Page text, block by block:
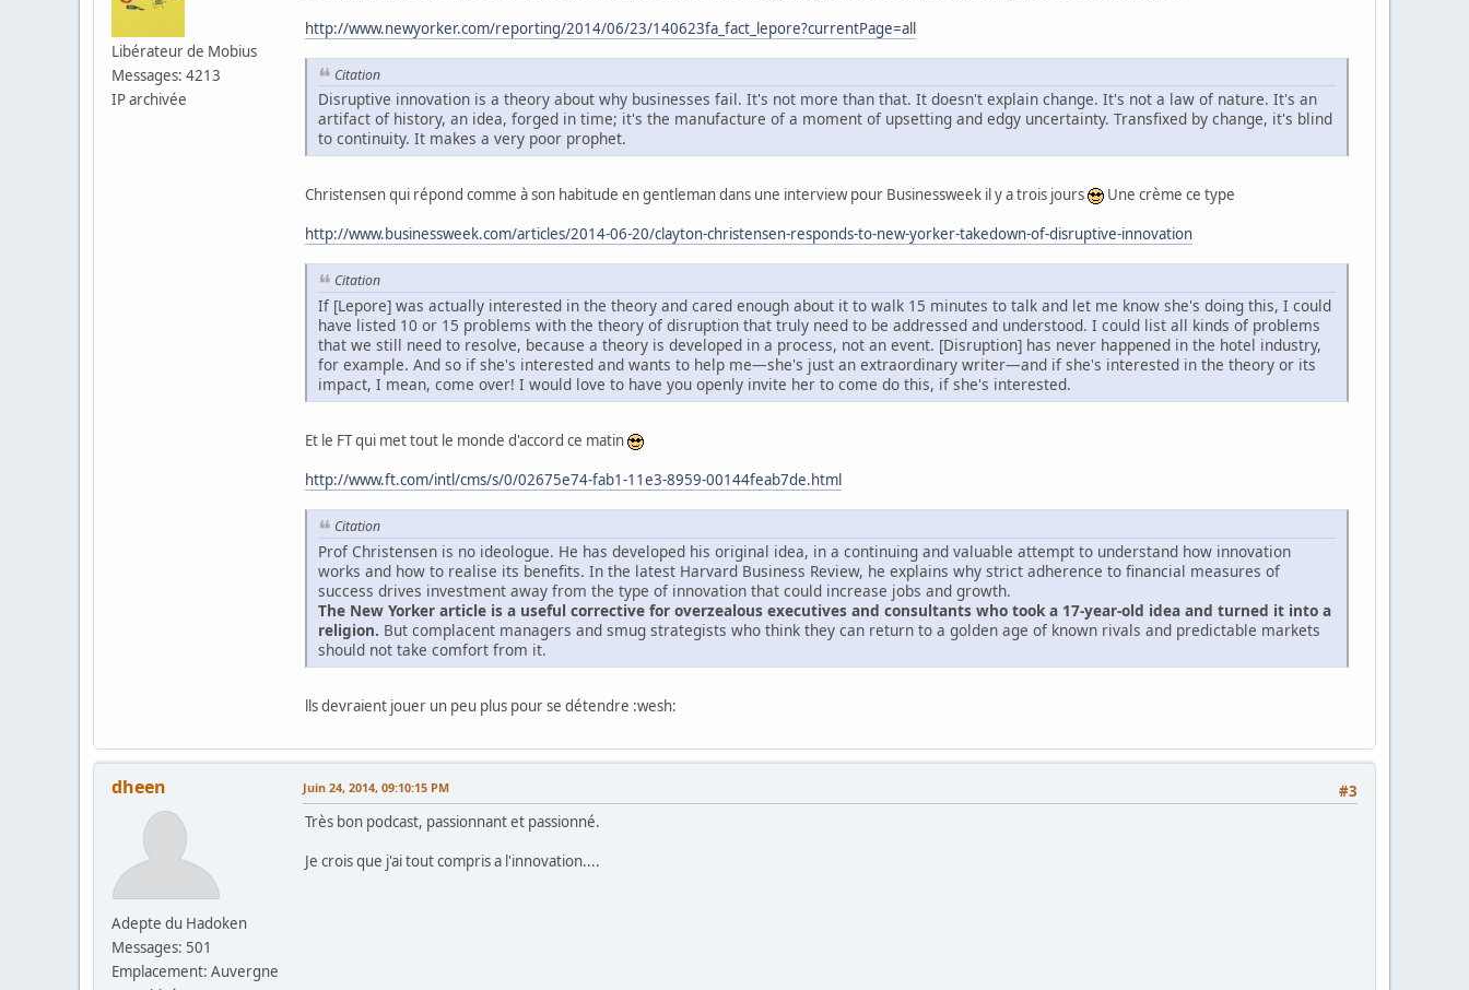
Libérateur de Mobius
Messages: 4213
IP archivée
http://www.newyorker.com/reporting/2014/06/23/140623fa_fact_lepore?currentPage=all
Citation
Disruptive innovation is a theory about why businesses fail. It's not more than that. It doesn't explain change. It's not a law of nature. It's an
artifact of history, an idea, forged in time; it's the manufacture of a moment of upsetting and edgy uncertainty. Transfixed by change, it's blind
to continuity. It makes a very poor prophet.
Christensen qui répond comme à son habitude en gentleman dans une interview pour Businessweek il y a trois jours
Une crème ce type
http://www.businessweek.com/articles/2014-06-20/clayton-christensen-responds-to-new-yorker-takedown-of-disruptive-innovation
Citation
If [Lepore] was actually interested in the theory and cared enough about it to walk 15 minutes to talk and let me know she's doing this, I could
have listed 10 or 15 problems with the theory of disruption that truly need to be addressed and understood. I could list all kinds of problems
that we still need to resolve, because a theory is developed in a process, not an event. [Disruption] has never happened in the hotel industry,
for example. And so if she's interested and wants to help me—she's just an extraordinary writer—and if she's interested in the theory or its
impact, I mean, come over! I would love to have you openly invite her to come do this, if she's interested.
Et le FT qui met tout le monde d'accord ce matin
http://www.ft.com/intl/cms/s/0/02675e74-fab1-11e3-8959-00144feab7de.html
Citation
Prof Christensen is no ideologue. He has developed his original idea, in a continuing and valuable attempt to understand how innovation
works and how to realise its benefits. In the latest Harvard Business Review, he explains why strict adherence to financial measures of
success drives investment away from the type of innovation that could increase jobs and growth.
The New Yorker article is a useful corrective for overzealous executives and consultants who took a 17-year-old idea and turned it into a
religion. But complacent managers and smug strategists who think they can return to a golden age of known rivals and predictable markets
should not take comfort from it.
lls devraient jouer un peu plus pour se détendre :wesh:
dheen
Adepte du Hadoken
Messages: 501
Emplacement: Auvergne
#3
Juin 24, 2014, 09:10:15 PM
Très bon podcast, passionnant et passionné.
Je crois que j'ai tout compris a l'innovation....